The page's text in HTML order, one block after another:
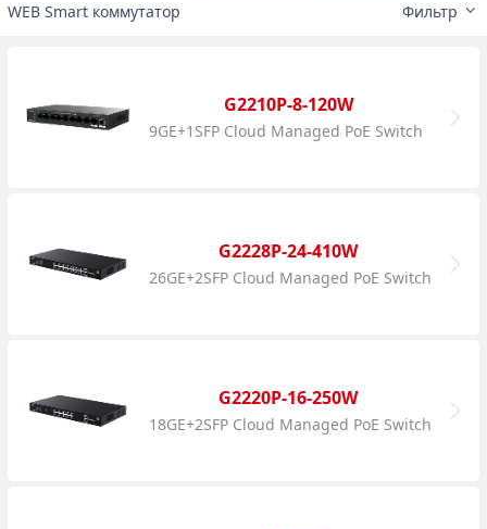
WEB Smart коммутатор Фильтр
G2210P-8-120W
9GE+1SFP Cloud Managed PoE Switch
G2228P-24-410W
26GE+2SFP Cloud Managed PoE Switch
G2220P-16-250W
18GE+2SFP Cloud Managed PoE Switch